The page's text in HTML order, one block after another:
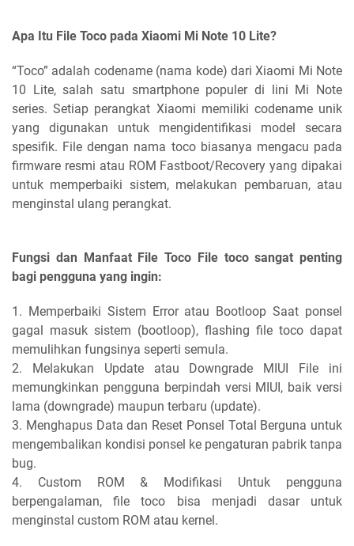
Apa Itu File Toco pada Xiaomi Mi Note 10 Lite?
“Toco” adalah codename (nama kode) dari Xiaomi Mi Note
10 Lite, salah satu smartphone populer di lini Mi Note
series. Setiap perangkat Xiaomi memiliki codename unik
yang digunakan untuk mengidentifikasi model secara
spesifik. File dengan nama toco biasanya mengacu pada
firmware resmi atau ROM Fastboot/Recovery yang dipakai
untuk memperbaiki sistem, melakukan pembaruan, atau
menginstal ulang perangkat.
Fungsi dan Manfaat File Toco File toco sangat penting
bagi pengguna yang ingin:
1. Memperbaiki Sistem Error atau Bootloop Saat ponsel
gagal masuk sistem (bootloop), flashing file toco dapat
memulihkan fungsinya seperti semula.
2. Melakukan Update atau Downgrade MIUI File ini
memungkinkan pengguna berpindah versi MIUI, baik versi
lama (downgrade) maupun terbaru (update).
3. Menghapus Data dan Reset Ponsel Total Berguna untuk
mengembalikan kondisi ponsel ke pengaturan pabrik tanpa
bug.
4. Custom ROM & Modifikasi Untuk pengguna
berpengalaman, file toco bisa menjadi dasar untuk
menginstal custom ROM atau kernel.